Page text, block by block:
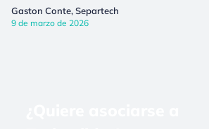
Gaston Conte, Separtech
9 de marzo de 2026